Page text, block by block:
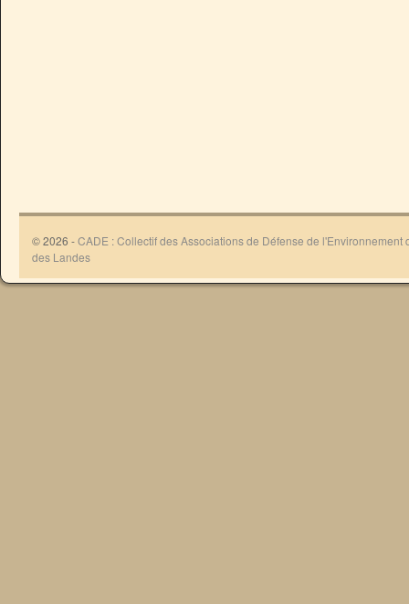
© 2026 -CADE : Collectif des Associations de Défense de l'Environnement
des Landes